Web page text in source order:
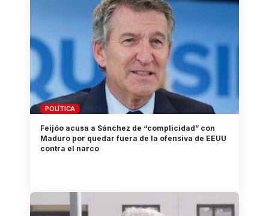
POLÍTICA
Feijóo acusa a Sánchez de “complicidad” con
Maduro por quedar fuera de la ofensiva de EEUU
contra el narco